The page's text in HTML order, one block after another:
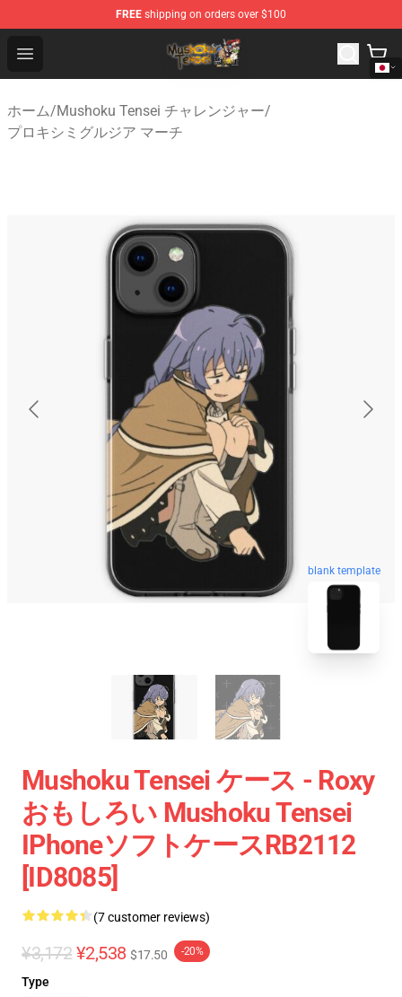
FREE shipping on orders over $100
Open menu
Mushoku Tensei Store - Official Mushoku Tensei
ホーム/Mushoku Tensei チャレンジャー/
プロキシミグルジア マーチ
blank template
Mushoku Tensei ケース - Roxy
おもしろい Mushoku Tensei
IPhoneソフトケースRB2112
[ID8085]
(7 customer reviews)
¥3,172 ¥2,538 $17.50 -20%
Type